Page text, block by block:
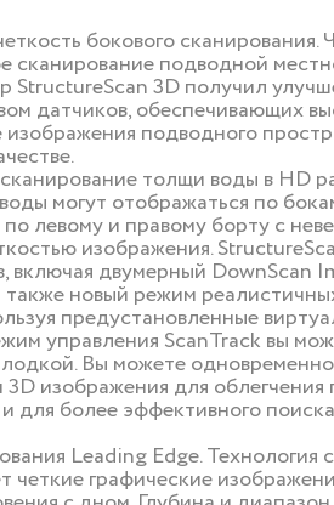
бокового сканирования.
сканирование подводной
StructureScan 3D получил
датчиков, обеспечивающих
подводного
толщи воды в HD
могут отображаться по
левому и правому борту с
изображения.
включая двумерный DownScan
также новый режим
предустановленные
управления ScanTrack вы
Вы можете
изображения для облегчения
для более эффективного
Leading Edge. Технология
четкие графические